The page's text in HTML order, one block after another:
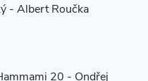
- Albert Roučka
20 - Ondřej